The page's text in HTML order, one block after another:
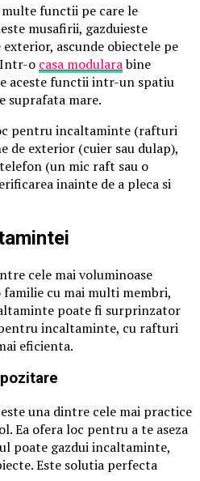
functii pe care le
musafirii, gazduieste
ascunde obiectele pe
Intr-o casa modularabine
aceste functii intr-un spatiu
suprafata mare.
pentru incaltaminte (rafturi
de exterior (cuier sau dulap),
(un mic raft sau o
inainte de a pleca si
cele mai voluminoase
cu mai multi membri,
poate fi surprinzator
incaltaminte, cu rafturi
eficienta.
una dintre cele mai practice
Ea ofera loc pentru a te aseza
poate gazdui incaltaminte,
Este solutia perfecta